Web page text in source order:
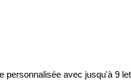
personnalisée avec jusqu'à 9